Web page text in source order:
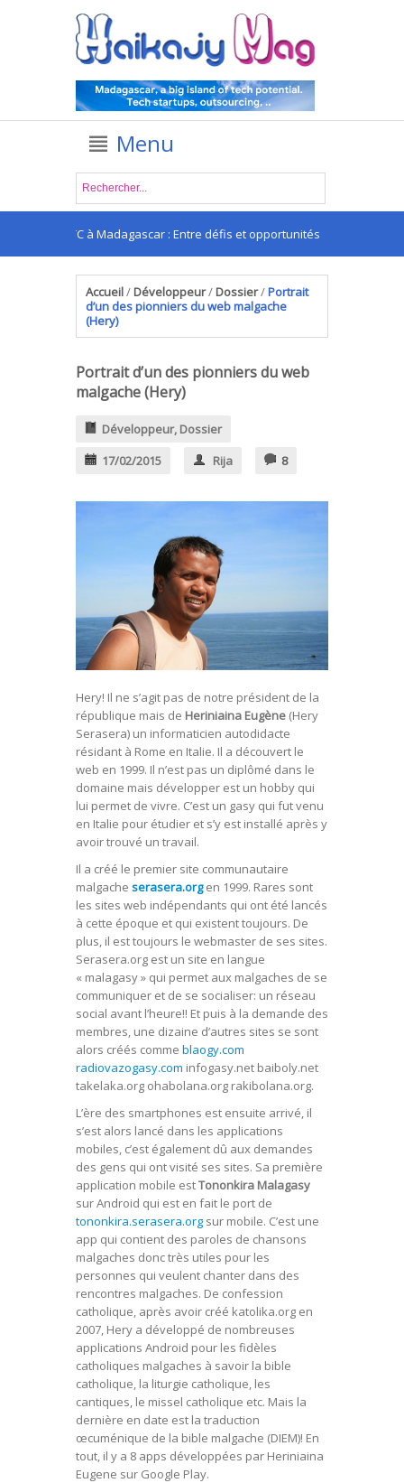
Menu
VTC à Madagascar : Entre défis et opportunités
Accueil/ Développeur/ Dossier/Portrait
d’un des pionniers du web malgache
(Hery)
Portrait d’un des pionniers du web
malgache (Hery)
Développeur, Dossier
17/02/2015
Rija 8
Hery! Il ne s’agit pas de notre président de la
république mais de Heriniaina Eugène (Hery
Serasera) un informaticien autodidacte
résidant à Rome en Italie. Il a découvert le
web en 1999. Il n’est pas un diplômé dans le
domaine mais développer est un hobby qui
lui permet de vivre. C’est un gasy qui fut venu
en Italie pour étudier et s’y est installé après y
avoir trouvé un travail.
Il a créé le premier site communautaire
malgache serasera.orgen 1999. Rares sont
les sites web indépendants qui ont été lancés
à cette époque et qui existent toujours. De
plus, il est toujours le webmaster de ses sites.
Serasera.org est un site en langue
« malagasy » qui permet aux malgaches de se
communiquer et de se socialiser: un réseau
social avant l’heure!! Et puis à la demande des
membres, une dizaine d’autres sites se sont
alors créés comme blaogy.com
radiovazogasy.com infogasy.net baiboly.net
takelaka.org ohabolana.org rakibolana.org.
L’ère des smartphones est ensuite arrivé, il
s’est alors lancé dans les applications
mobiles, c’est également dû aux demandes
des gens qui ont visité ses sites. Sa première
application mobile estTononkira Malagasy
sur Android qui est en fait le port de
tononkira.serasera.org sur mobile. C’est une
app qui contient des paroles de chansons
malgaches donc très utiles pour les
personnes qui veulent chanter dans des
rencontres malgaches. De confession
catholique, après avoir créé katolika.org en
2007, Hery a développé de nombreuses
applications Android pour les fidèles
catholiques malgaches à savoir la bible
catholique, la liturgie catholique, les
cantiques, le missel catholique etc. Mais la
dernière en date est la traduction
œcuménique de la bible malgache (DIEM)! En
tout, il y a 8 apps développées par Heriniaina
Eugene sur Google Play.